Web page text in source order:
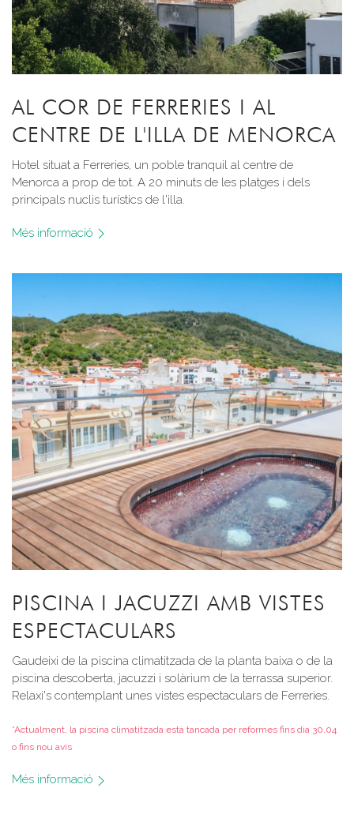
AL COR DE FERRERIES I AL
CENTRE DE L'ILLA DE MENORCA
Hotel situat a Ferreries, un poble tranquil al centre de
Menorca a prop de tot. A 20 minuts de les platges i dels
principals nuclis turístics de l'illa.
Més informació
PISCINA I JACUZZI AMB VISTES
ESPECTACULARS
Gaudeixi de la piscina climatitzada de la planta baixa o de la
piscina descoberta, jacuzzi i solàrium de la terrassa superior.
Relaxi's contemplant unes vistes espectaculars de Ferreries.
*Actualment, la piscina climatitzada està tancada per reformes fins dia 30.04
o fins nou avis
Més informació